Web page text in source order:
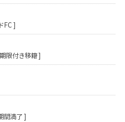
FC ]
限付き移籍 ]
間満了 ]